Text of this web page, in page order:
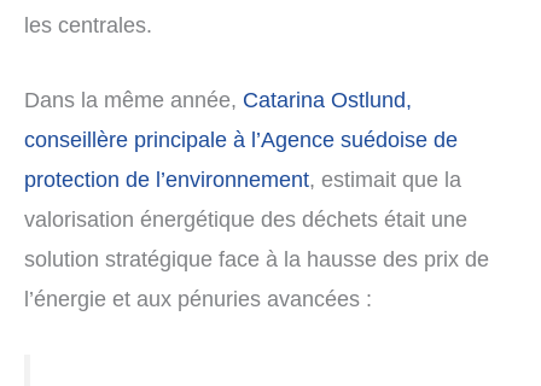
les centrales.
Dans la même année, Catarina Ostlund,
conseillère principale à l’Agence suédoise de
protection de l’environnement, estimait que la
valorisation énergétique des déchets était une
solution stratégique face à la hausse des prix de
l’énergie et aux pénuries avancées :